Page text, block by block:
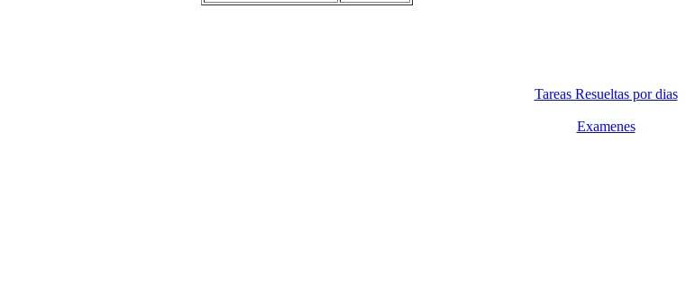
Tareas Resueltas por dias
Examenes